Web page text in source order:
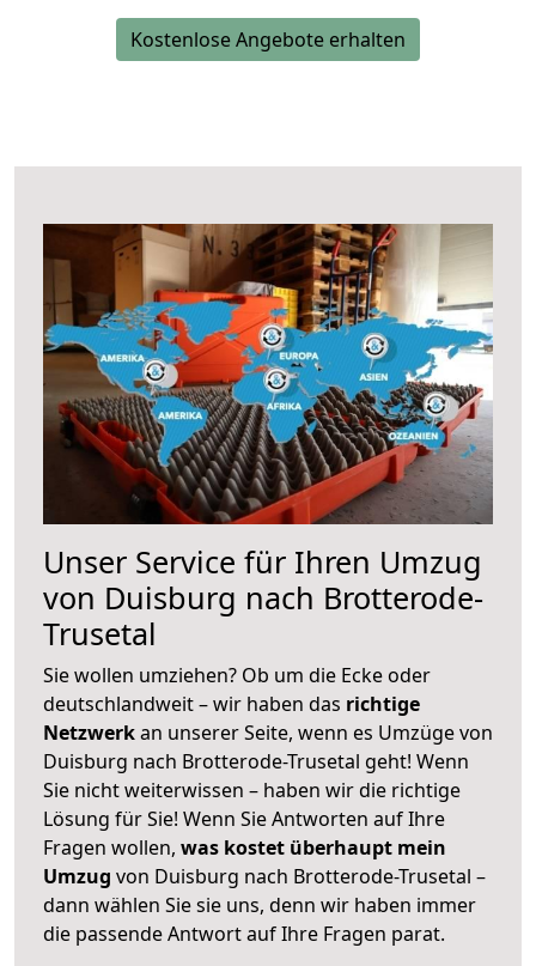
Kostenlose Angebote erhalten
Unser Service für Ihren Umzug
von Duisburg nach Brotterode-
Trusetal
Sie wollen umziehen? Ob um die Ecke oder
deutschlandweit – wir haben das richtige
Netzwerkan unserer Seite, wenn es Umzüge von
Duisburg nach Brotterode-Trusetal geht! Wenn
Sie nicht weiterwissen – haben wir die richtige
Lösung für Sie! Wenn Sie Antworten auf Ihre
Fragen wollen, was kostet überhaupt mein
Umzug von Duisburg nach Brotterode-Trusetal –
dann wählen Sie sie uns, denn wir haben immer
die passende Antwort auf Ihre Fragen parat.